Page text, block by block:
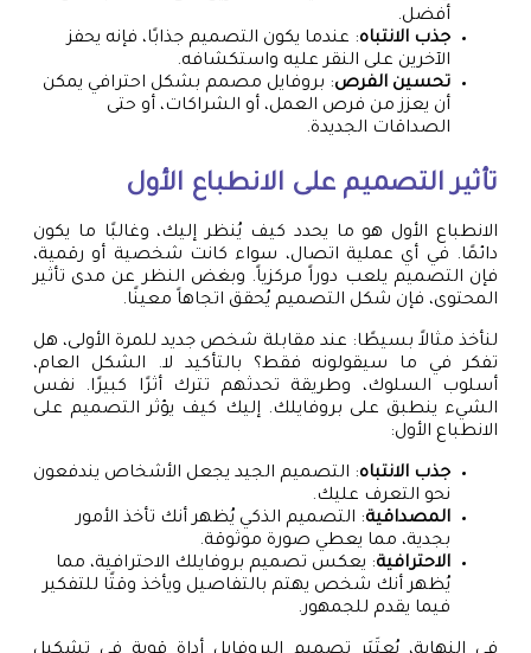
أفضل.
جذب الانتباه: عندما يكون التصميم جذابًا، فإنه يحفز
الآخرين على النقر عليه واستكشافه.
تحسين الفرص: بروفايل مصمم بشكل احترافي يمكن
أن يعزز من فرص العمل، أو الشراكات، أو حتى
الصداقات الجديدة.
تأثير التصميم على الانطباع الأول
الانطباع الأول هو ما يحدد كيف يُنظر إليك، وغالبًا ما يكون
دائمًا. في أي عملية اتصال، سواء كانت شخصية أو رقمية،
فإن التصميم يلعب دوراً مركزياً. وبغض النظر عن مدى تأثير
المحتوى، فإن شكل التصميم يُحقق اتجاهاً معينًا.
لنأخذ مثالاً بسيطًا: عند مقابلة شخص جديد للمرة الأولى، هل
تفكر في ما سيقولونه فقط؟ بالتأكيد لا. الشكل العام،
أسلوب السلوك، وطريقة تحدثهم تترك أثرًا كبيرًا. نفس
الشيء ينطبق على بروفايلك. إليك كيف يؤثر التصميم على
الانطباع الأول:
جذب الانتباه: التصميم الجيد يجعل الأشخاص يندفعون
نحو التعرف عليك.
المصداقية: التصميم الذكي يُظهر أنك تأخذ الأمور
بجدية، مما يعطي صورة موثوقة.
الاحترافية: يعكس تصميم بروفايلك الاحترافية، مما
يُظهر أنك شخص يهتم بالتفاصيل ويأخذ وقتًا للتفكير
فيما يقدم للجمهور.